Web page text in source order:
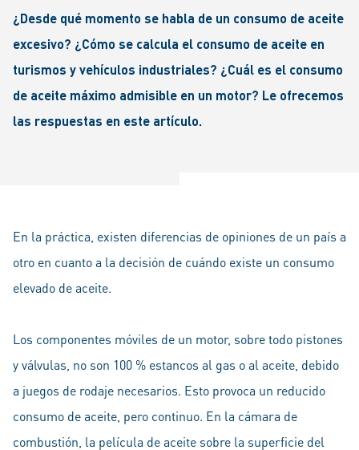
¿Desde qué momento se habla de un consumo de aceite
excesivo? ¿Cómo se calcula el consumo de aceite en
turismos y vehículos industriales? ¿Cuál es el consumo
de aceite máximo admisible en un motor? Le ofrecemos
las respuestas en este artículo.
En la práctica, existen diferencias de opiniones de un país a
otro en cuanto a la decisión de cuándo existe un consumo
elevado de aceite.
Los componentes móviles de un motor, sobre todo pistones
y válvulas, no son 100 % estancos al gas o al aceite, debido
a juegos de rodaje necesarios. Esto provoca un reducido
consumo de aceite, pero continuo. En la cámara de
combustión, la película de aceite sobre la superficie del